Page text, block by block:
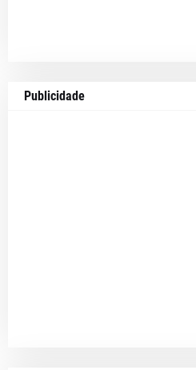
Publicidade